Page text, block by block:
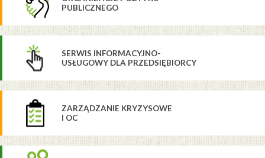
PUBLICZNEGO
SERWIS INFORMACYJNO-
USŁUGOWY DLA PRZEDSIĘBIORCY
ZARZĄDZANIE KRYZYSOWE
I OC